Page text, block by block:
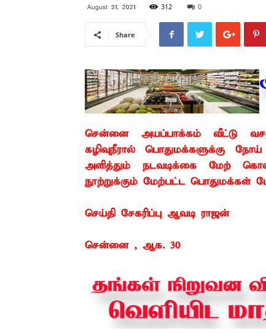
August 31, 2021 312 0
Share
சென்னை அயப்பாக்கம் வீட்டு வசதி
கழிவுநீரால் பொதுமக்களுக்கு
அளித்தும் நடவடிக்கை மேற்
நூற்றுக்கும் மேற்பட்ட பொதுமக்கள்
செய்தி சேகரிப்பு ஆவடி ராஜன்
சென்னை , ஆக. 30 –